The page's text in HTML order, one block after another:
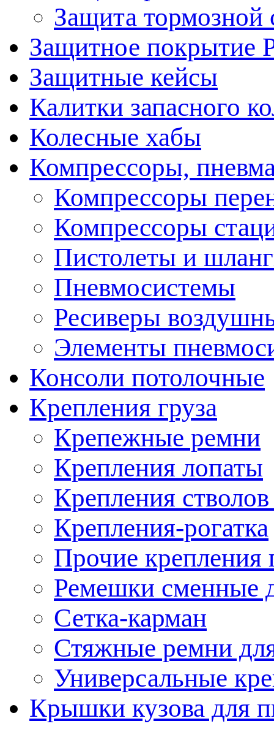
Защита тормозной
Защитное покрытие
Защитные кейсы
Калитки запасного
Колесные хабы
Компрессоры,
Компрессоры
Компрессоры
Пистолеты и
Пневмосистемы
Ресиверы
Элементы
Консоли потолочные
Крепления груза
Крепежные ремни
Крепления лопаты
Крепления
Крепления-рогатка
Прочие крепления
Ремешки сменные
Сетка-карман
Стяжные ремни
Универсальные
Крышки кузова для